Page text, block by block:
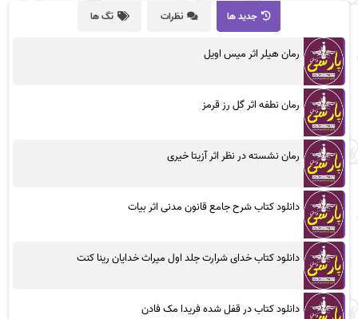
جدید ها نظرات تگ ها
رمان هیلر اثر میس اویل
رمان نطفه اثر گل رز قرمز
رمان نشسته در نظر اثر آزیتا خیری
دانلود کتاب شرح جامع قانون مدنی اثر بیات
دانلود کتاب خدای شرارت جلد اول میراث خدایان رینا کنت
دانلود کتاب در قفل شده فریدا مک فادن